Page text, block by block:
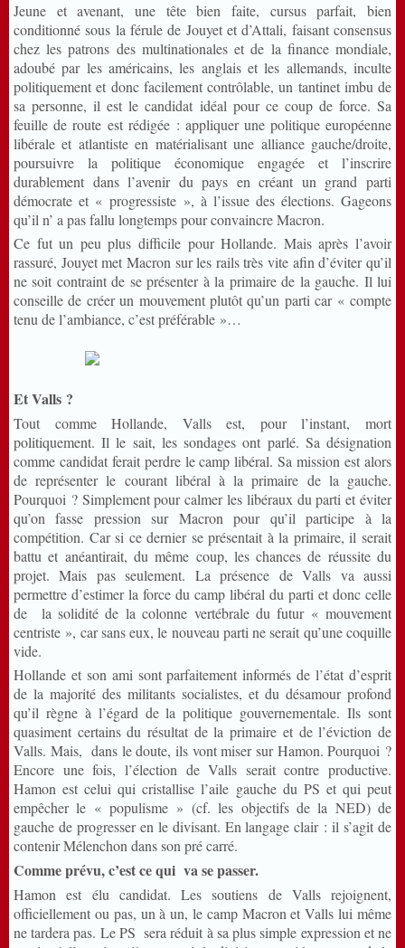
Jeune et avenant, une tête bien faite, cursus parfait, bien
conditionné sous la férule de Jouyet et d’Attali, faisant consensus
chez les patrons des multinationales et de la finance mondiale,
adoubé par les américains, les anglais et les allemands, inculte
politiquement et donc facilement contrôlable, un tantinet imbu de
sa personne, il est le candidat idéal pour ce coup de force. Sa
feuille de route est rédigée : appliquer une politique européenne
libérale et atlantiste en matérialisant une alliance gauche/droite,
poursuivre la politique économique engagée et l’inscrire
durablement dans l’avenir du pays en créant un grand parti
démocrate et « progressiste », à l’issue des élections. Gageons
qu’il n’ a pas fallu longtemps pour convaincre Macron.
Ce fut un peu plus difficile pour Hollande. Mais après l’avoir
rassuré, Jouyet met Macron sur les rails très vite afin d’éviter qu’il
ne soit contraint de se présenter à la primaire de la gauche. Il lui
conseille de créer un mouvement plutôt qu’un parti car « compte
tenu de l’ambiance, c’est préférable »…
Et Valls ?
Tout comme Hollande, Valls est, pour l’instant, mort
politiquement. Il le sait, les sondages ont parlé. Sa désignation
comme candidat ferait perdre le camp libéral. Sa mission est alors
de représenter le courant libéral à la primaire de la gauche.
Pourquoi ? Simplement pour calmer les libéraux du parti et éviter
qu’on fasse pression sur Macron pour qu’il participe à la
compétition. Car si ce dernier se présentait à la primaire, il serait
battu et anéantirait, du même coup, les chances de réussite du
projet. Mais pas seulement. La présence de Valls va aussi
permettre d’estimer la force du camp libéral du parti et donc celle
de la solidité de la colonne vertébrale du futur « mouvement
centriste », car sans eux, le nouveau parti ne serait qu’une coquille
vide.
Hollande et son ami sont parfaitement informés de l’état d’esprit
de la majorité des militants socialistes, et du désamour profond
qu’il règne à l’égard de la politique gouvernementale. Ils sont
quasiment certains du résultat de la primaire et de l’éviction de
Valls. Mais, dans le doute, ils vont miser sur Hamon. Pourquoi ?
Encore une fois, l’élection de Valls serait contre productive.
Hamon est celui qui cristallise l’aile gauche du PS et qui peut
empêcher le « populisme » (cf. les objectifs de la NED) de
gauche de progresser en le divisant. En langage clair : il s’agit de
contenir Mélenchon dans son pré carré.
Comme prévu, c’est ce qui va se passer.
Hamon est élu candidat. Les soutiens de Valls rejoignent,
officiellement ou pas, un à un, le camp Macron et Valls lui même
ne tardera pas. Le PS sera réduit à sa plus simple expression et ne